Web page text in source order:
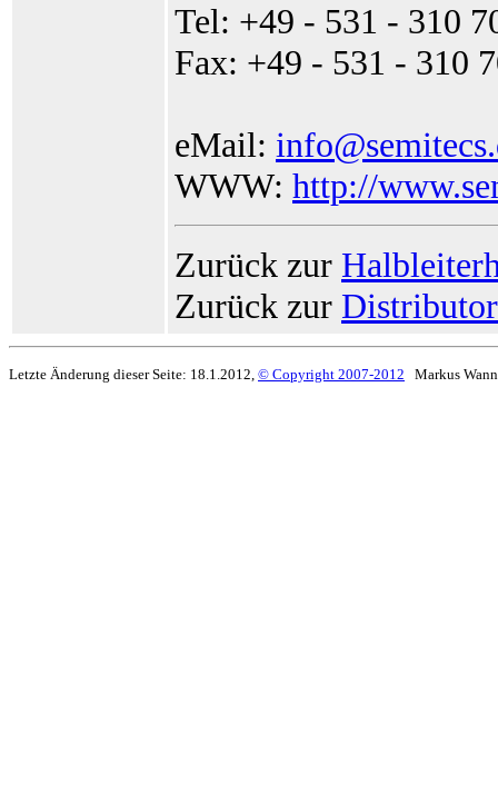
Tel: +49 - 531 - 310
Fax: +49 - 531 - 310
eMail:
WWW: http://
Zurück zur
Zurück zur
Letzte Änderung dieser Seite: 18.1.2012, © Copyright 2007-2012 Markus